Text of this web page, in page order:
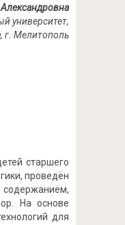
университет,
г. Мелитополь
старшего
проведён
содержанием,
На основе
для